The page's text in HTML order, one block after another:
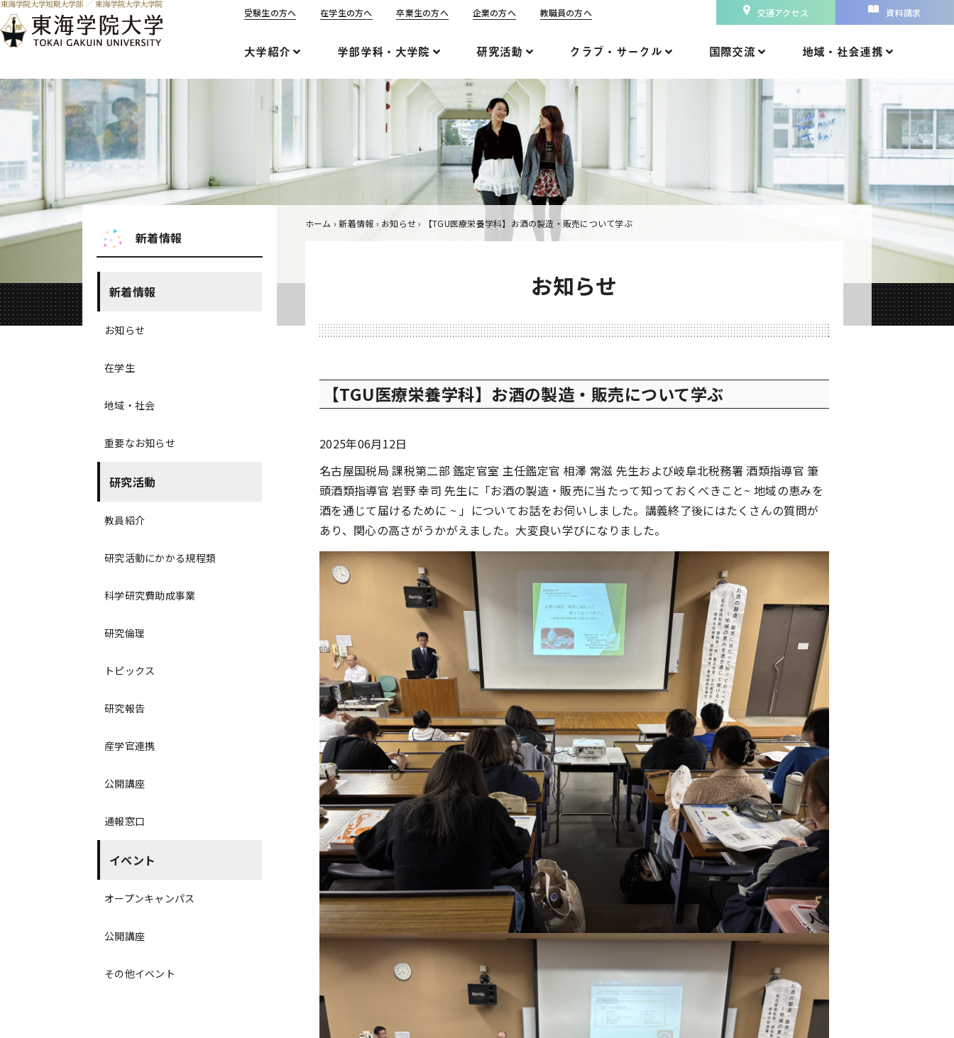
受験生の方へ 在学生の方へ 卒業生の方へ 企業の方へ 教職員の方へ 交通アクセス 資料請求
大学紹介 学部学科・大学院 研究活動 クラブ・サークル 国際交流 地域・社会連携
ホーム ›新着情報 › お知らせ› 【TGU医療栄養学科】お酒の製造・販売について学ぶ
お知らせ
【TGU医療栄養学科】お酒の製造・販売について学ぶ
2025年06月12日
名古屋国税局 課税第二部 鑑定官室 主任鑑定官 相澤 常滋 先生および岐阜北税務署 酒類指導官 筆
頭酒類指導官 岩野 幸司 先生に「お酒の製造・販売に当たって知っておくべきこと~ 地域の恵みを
酒を通じて届けるために ~ 」についてお話をお伺いしました。講義終了後にはたくさんの質問が
あり、関心の高さがうかがえました。大変良い学びになりました。
新着情報
新着情報
お知らせ
在学生
地域・社会
重要なお知らせ
研究活動
教員紹介
研究活動にかかる規程類
科学研究費助成事業
研究倫理
トピックス
研究報告
産学官連携
公開講座
通報窓口
イベント
オープンキャンパス
公開講座
その他イベント